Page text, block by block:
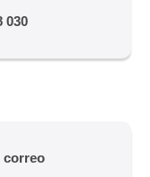
030
correo